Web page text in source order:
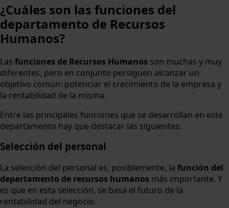
¿Cuáles son las funciones del
departamento de Recursos
Humanos?
Las funciones de Recursos Humanos son muchas y muy
diferentes, pero en conjunto persiguen alcanzar un
objetivo común: potenciar el crecimiento de la empresa y
la rentabilidad de la misma.
Entre las principales funciones que se desarrollan en este
departamento hay que destacar las siguientes:
Selección del personal
La selección del personal es, posiblemente, la función del
departamento de recursos humanos más importante. Y
es que en esta selección, se basa el futuro de la
rentabilidad del negocio.